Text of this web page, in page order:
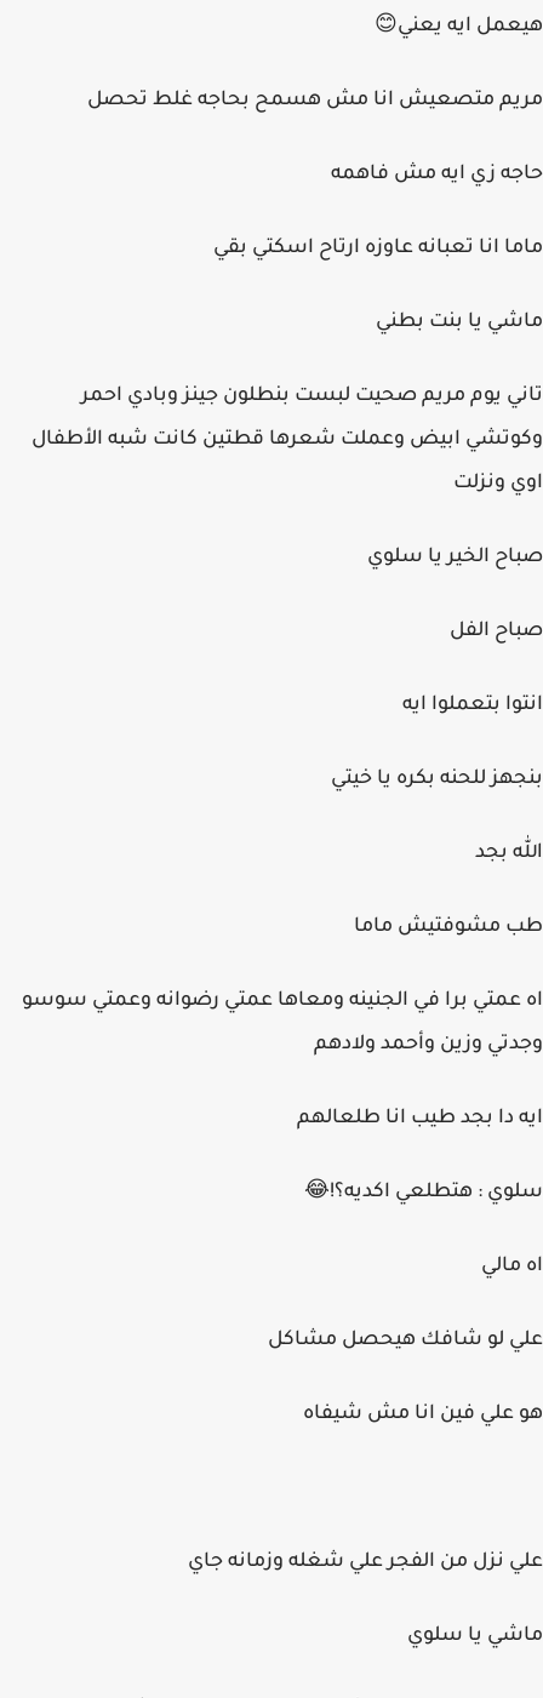
هيعمل ايه يعني😊
مريم متصعيش انا مش هسمح بحاجه غلط تحصل
حاجه زي ايه مش فاهمه
ماما انا تعبانه عاوزه ارتاح اسكتي بقي
ماشي يا بنت بطني
تاني يوم مريم صحيت لبست بنطلون جينز وبادي احمر
وكوتشي ابيض وعملت شعرها قطتين كانت شبه الأطفال
اوي ونزلت
صباح الخير يا سلوي
صباح الفل
انتوا بتعملوا ايه
بنجهز للحنه بكره يا خيتي
الله بجد
طب مشوفتيش ماما
اه عمتي برا في الجنينه ومعاها عمتي رضوانه وعمتي سوسو
وجدتي وزين وأحمد ولادهم
ايه دا بجد طيب انا طلعالهم
سلوي : هتطلعي اكديه؟!😂
اه مالي
علي لو شافك هيحصل مشاكل
هو علي فين انا مش شيفاه
علي نزل من الفجر علي شغله وزمانه جاي
ماشي يا سلوي